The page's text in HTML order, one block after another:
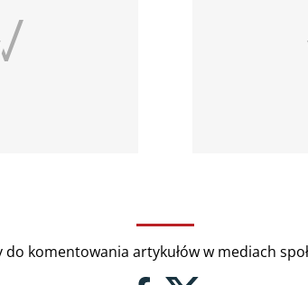
do komentowania artykułów w mediach